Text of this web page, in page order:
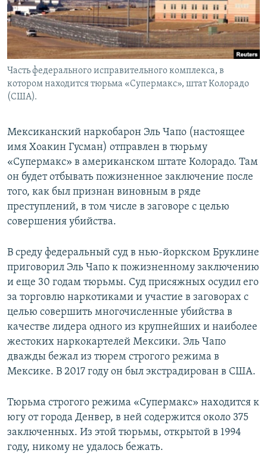
Часть федерального исправительного комплекса, в
котором находится тюрьма «Супермакс», штат Колорадо
(США).
Мексиканский наркобарон Эль Чапо (настоящее
имя Хоакин Гусман) отправлен в тюрьму
«Супермакс» в американском штате Колорадо. Там
он будет отбывать пожизненное заключение после
того, как был признан виновным в ряде
преступлений, в том числе в заговоре с целью
совершения убийства.
В среду федеральный суд в нью-йоркском Бруклине
приговорил Эль Чапо к пожизненному заключению
и еще 30 годам тюрьмы. Суд присяжных осудил его
за торговлю наркотиками и участие в заговорах с
целью совершить многочисленные убийства в
качестве лидера одного из крупнейших и наиболее
жестоких наркокартелей Мексики. Эль Чапо
дважды бежал из тюрем строгого режима в
Мексике. В 2017 году он был экстрадирован в США.
Тюрьма строгого режима «Супермакс» находится к
югу от города Денвер, в ней содержится около 375
заключенных. Из этой тюрьмы, открытой в 1994
году, никому не удалось бежать.